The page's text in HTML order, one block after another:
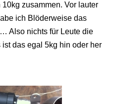
zusammen. Vor lauter
ich Blöderweise das
Also nichts für Leute die
das egal 5kg hin oder her